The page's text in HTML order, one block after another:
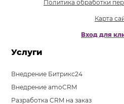
Политика обработки
Карта
Вход для
Услуги
Внедрение Битрикс24
Внедрение amoCRM
Разработка CRM на заказ